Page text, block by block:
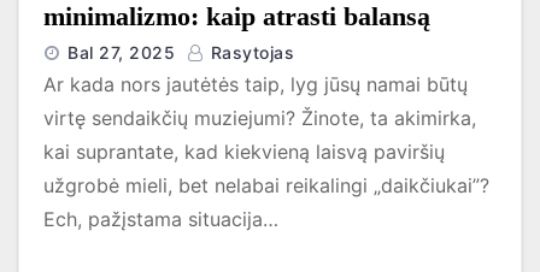
minimalizmo: kaip atrasti balansą
Bal 27, 2025 Rasytojas
Ar kada nors jautėtės taip, lyg jūsų namai būtų
virtę sendaikčių muziejumi? Žinote, ta akimirka,
kai suprantate, kad kiekvieną laisvą paviršių
užgrobė mieli, bet nelabai reikalingi „daikčiukai”?
Ech, pažįstama situacija…